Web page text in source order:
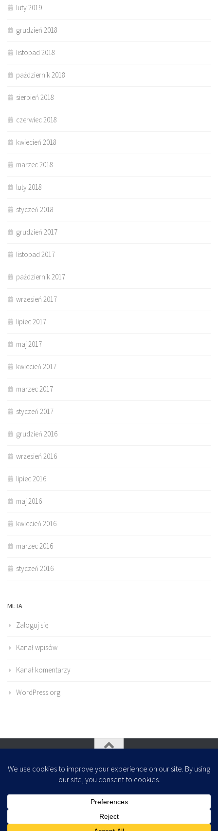
luty 2019
grudzień 2018
listopad 2018
październik 2018
sierpień 2018
czerwiec 2018
kwiecień 2018
marzec 2018
luty 2018
styczeń 2018
grudzień 2017
listopad 2017
październik 2017
wrzesień 2017
lipiec 2017
maj 2017
kwiecień 2017
marzec 2017
styczeń 2017
grudzień 2016
wrzesień 2016
lipiec 2016
maj 2016
kwiecień 2016
marzec 2016
styczeń 2016
META
Zaloguj się
Kanał wpisów
Kanał komentarzy
WordPress.org
- Zaprojektowany z